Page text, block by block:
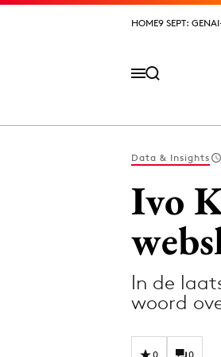
HOME9 SEPT:
HOME9 SEPT:
Data & Insights
Ivo
In de
woord
0 0